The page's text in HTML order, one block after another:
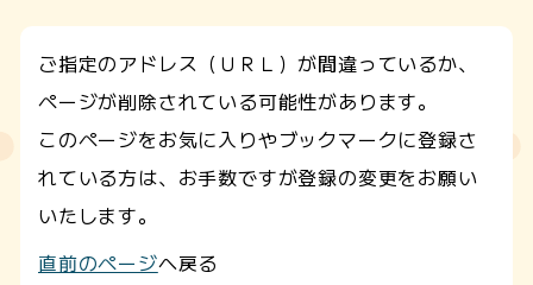
ご指定のアドレス（ＵＲＬ）が間違っているか、
ページが削除されている可能性があります。
このページをお気に入りやブックマークに登録さ
れている方は、お手数ですが登録の変更をお願い
いたします。
直前のページへ戻る